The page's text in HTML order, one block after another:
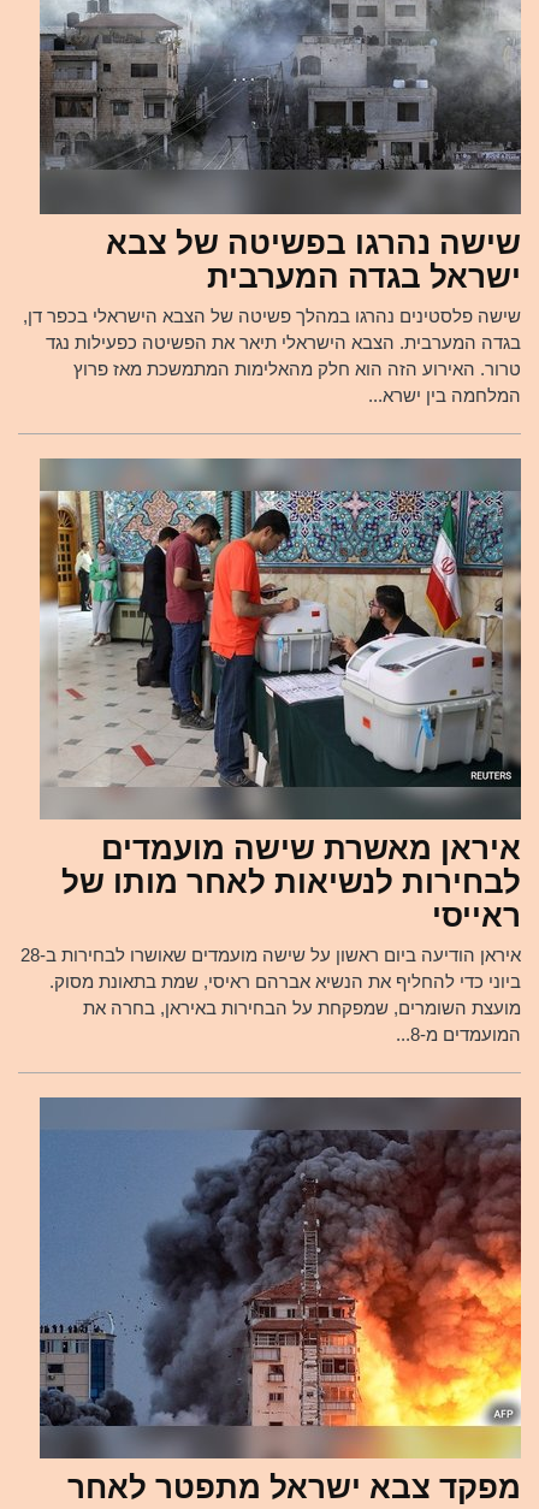
שישה נהרגו בפשיטה של צבא
ישראל בגדה המערבית
שישה פלסטינים נהרגו במהלך פשיטה של הצבא הישראלי בכפר דן,
בגדה המערבית. הצבא הישראלי תיאר את הפשיטה כפעילות נגד
טרור. האירוע הזה הוא חלק מהאלימות המתמשכת מאז פרוץ
המלחמה בין ישרא...
איראן מאשרת שישה מועמדים
לבחירות לנשיאות לאחר מותו של
ראייסי
איראן הודיעה ביום ראשון על שישה מועמדים שאושרו לבחירות ב-28
ביוני כדי להחליף את הנשיא אברהם ראיסי, שמת בתאונת מסוק.
מועצת השומרים, שמפקחת על הבחירות באיראן, בחרה את
המועמדים מ-8...
מפקד צבא ישראל מתפטר לאחר